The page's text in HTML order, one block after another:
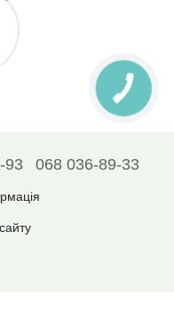
93 068 036-89-33